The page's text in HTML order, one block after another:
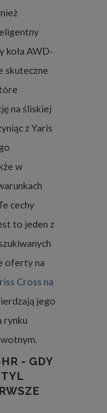
koła AWD-
skuteczne
na śliskiej
z Yaris
w
cechy
to jeden z
oferty na
Cross na
jego
rynku
- GDY